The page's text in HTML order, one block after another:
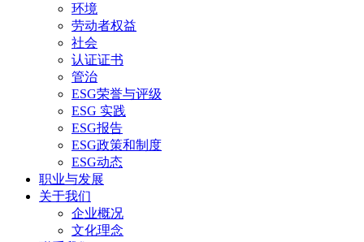
环境
劳动者权益
社会
认证证书
管治
ESG荣誉与评级
ESG 实践
ESG报告
ESG政策和制度
ESG动态
职业与发展
关于我们
企业概况
文化理念